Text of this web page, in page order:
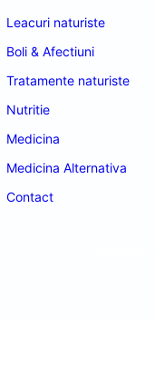
Leacuri naturiste
Boli & Afectiuni
Tratamente naturiste
Nutritie
Medicina
Medicina Alternativa
Contact